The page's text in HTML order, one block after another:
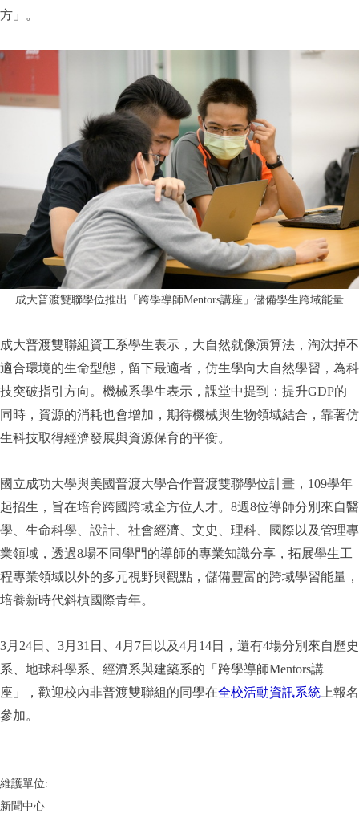
方」。
成大普渡雙聯學位推出「跨學導師Mentors講座」儲備學生跨域能量
成大普渡雙聯組資工系學生表示，大自然就像演算法，淘汰掉不
適合環境的生命型態，留下最適者，仿生學向大自然學習，為科
技突破指引方向。機械系學生表示，課堂中提到：提升GDP的
同時，資源的消耗也會增加，期待機械與生物領域結合，靠著仿
生科技取得經濟發展與資源保育的平衡。
國立成功大學與美國普渡大學合作普渡雙聯學位計畫，109學年
起招生，旨在培育跨國跨域全方位人才。8週8位導師分別來自醫
學、生命科學、設計、社會經濟、文史、理科、國際以及管理專
業領域，透過8場不同學門的導師的專業知識分享，拓展學生工
程專業領域以外的多元視野與觀點，儲備豐富的跨域學習能量，
培養新時代斜槓國際青年。
3月24日、3月31日、4月7日以及4月14日，還有4場分別來自歷史
系、地球科學系、經濟系與建築系的「跨學導師Mentors講
座」，歡迎校內非普渡雙聯組的同學在全校活動資訊系統 上報名
參加。
維護單位:
新聞中心